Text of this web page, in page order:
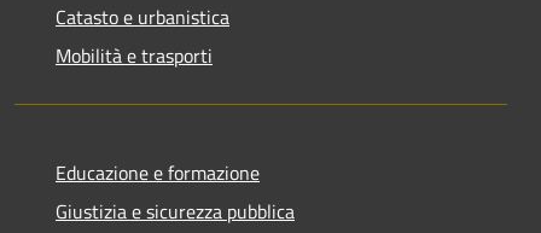
Catasto e urbanistica
Mobilità e trasporti
Educazione e formazione
Giustizia e sicurezza pubblica